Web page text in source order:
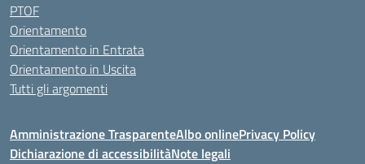
PTOF
Orientamento
Orientamento in Entrata
Orientamento in Uscita
Tutti gli argomenti
Amministrazione TrasparenteAlbo onlinePrivacy Policy
Dichiarazione di accessibilitàNote legali